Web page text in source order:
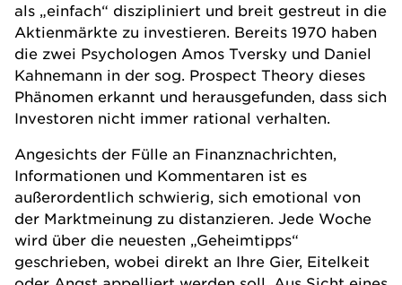
als „einfach“ diszipliniert und breit gestreut in die
Aktienmärkte zu investieren. Bereits 1970 haben
die zwei Psychologen Amos Tversky und Daniel
Kahnemann in der sog. Prospect Theory dieses
Phänomen erkannt und herausgefunden, dass sich
Investoren nicht immer rational verhalten.
Angesichts der Fülle an Finanznachrichten,
Informationen und Kommentaren ist es
außerordentlich schwierig, sich emotional von
der Marktmeinung zu distanzieren. Jede Woche
wird über die neuesten „Geheimtipps“
geschrieben, wobei direkt an Ihre Gier, Eitelkeit